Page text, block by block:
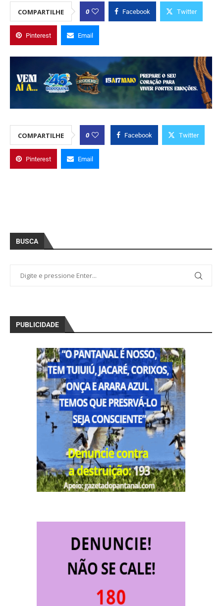
COMPARTILHE 0 Facebook Twitter
Pinterest Email
COMPARTILHE 0 Facebook Twitter
Pinterest Email
BUSCA
PUBLICIDADE